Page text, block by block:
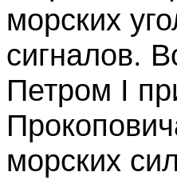
морских
сигналов.
Петром I
морских